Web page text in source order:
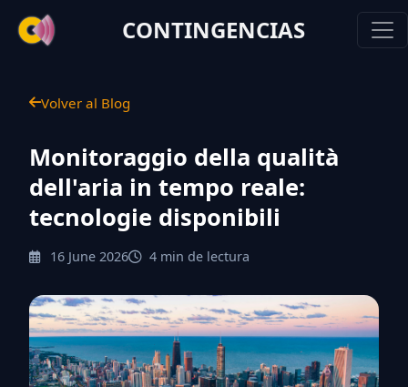
CONTINGENCIAS
Volver al Blog
Monitoraggio della qualità
dell'aria in tempo reale:
tecnologie disponibili
16 June 2026 4 min de lectura